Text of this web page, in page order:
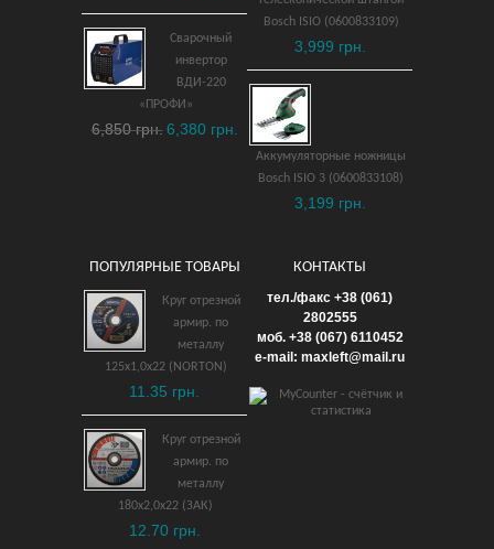
ДОБАВИТЬ В КОРЗИНУ
Аккумуляторный лобзик
Metabo STA 18 LTX
каркас
5,200 грн.
ДОБАВИТЬ В КОРЗИНУ
Сварочный
инвертор
ВДИ-220
«ПРОФИ»
6,850 грн. 6,380 грн.
Bosch ISIO (0600833109)
3,999 грн.
Аккумуляторные ножницы
Bosch ISIO 3 (0600833108)
3,199 грн.
ПОПУЛЯРНЫЕ ТОВАРЫ
Круг отрезной
армир. по
металлу
125х1,0х22 (NORTON)
11.35 грн.
Круг отрезной
армир. по
металлу
180х2,0х22 (ЗАК)
12.70 грн.
КОНТАКТЫ
тел./факс +38 (061)
2802555
моб. +38 (067) 6110452
e-mail: maxleft@mail.ru